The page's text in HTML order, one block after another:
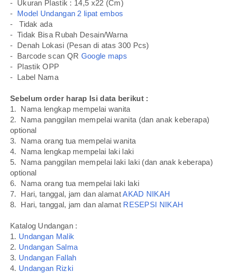
- Ukuran Plastik : 14,5 x22 (Cm)
- Model Undangan 2 lipat embos
- Tidak ada
- Tidak Bisa Rubah Desain/Warna
- Denah Lokasi (Pesan di atas 300 Pcs)
- Barcode scan QR Google maps
- Plastik OPP
- Label Nama
Sebelum order harap Isi data berikut :
1. Nama lengkap mempelai wanita
2. Nama panggilan mempelai wanita (dan anak keberapa)
optional
3. Nama orang tua mempelai wanita
4. Nama lengkap mempelai laki laki
5. Nama panggilan mempelai laki laki (dan anak keberapa)
optional
6. Nama orang tua mempelai laki laki
7. Hari, tanggal, jam dan alamatAKAD NIKAH
8. Hari, tanggal, jam dan alamat RESEPSI NIKAH
Katalog Undangan :
1. Undangan Malik
2. Undangan Salma
3. Undangan Fallah
4. Undangan Rizki